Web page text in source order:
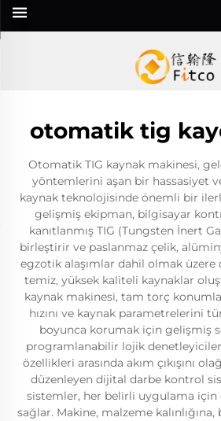
otomatik tig
Otomatik TIG kaynak makinesi,
yöntemlerini aşan bir hassasiyet
kaynak teknolojisinde önemli bir
gelişmiş ekipman, bilgisayar
kanıtlanmış TIG (Tungsten İnert
birleştirir ve paslanmaz çelik,
egzotik alaşımlar dahil olmak
temiz, yüksek kaliteli kaynaklar
kaynak makinesi, tam torç
hızını ve kaynak parametrelerini
boyunca korumak için gelişmiş
programlanabilir lojik
özellikleri arasında akım çıkışını
düzenleyen dijital darbe kontrol
sistemler, her belirli uygulama için
sağlar. Makine, malzeme